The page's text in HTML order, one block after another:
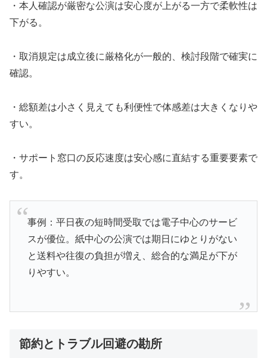
・本人確認が厳密な公演は安心度が上がる一方で柔軟性は
下がる。
・取消規定は成立後に厳格化が一般的、検討段階で確実に
確認。
・総額差は小さく見えても利便性で体感差は大きくなりや
すい。
・サポート窓口の反応速度は安心感に直結する重要要素で
す。
事例：平日夜の短時間受取では電子中心のサービ
スが優位。紙中心の公演では期日にゆとりがない
と送料や往復の負担が増え、総合的な満足が下が
りやすい。
節約とトラブル回避の勘所